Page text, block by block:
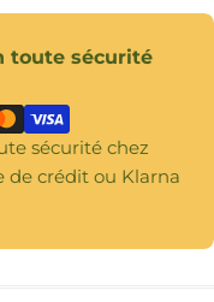
toute sécurité
sécurité chez
de crédit ou Klarna